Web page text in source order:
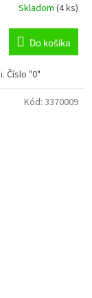
Skladom (4 ks)
Do košíka
Číslo "0"
Kód: 3370009